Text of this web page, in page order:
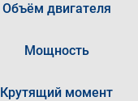
Объём двигателя
Мощность
Крутящий момент